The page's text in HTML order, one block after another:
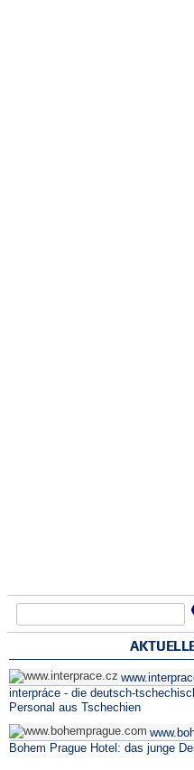
interpráce - die deutsch-
Personal aus Tschechien
Bohem Prague Hotel: das junge